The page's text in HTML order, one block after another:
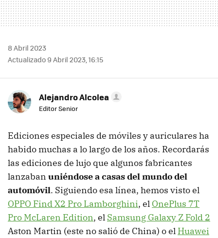
8 Abril 2023
Actualizado 9 Abril 2023, 16:15
Alejandro Alcolea
Editor Senior
Ediciones especiales de móviles y auriculares ha
habido muchas a lo largo de los años. Recordarás
las ediciones de lujo que algunos fabricantes
lanzaban uniéndose a casas del mundo del
automóvil. Siguiendo esa línea, hemos visto el
OPPO Find X2 Pro Lamborghini, el OnePlus 7T
Pro McLaren Edition, el Samsung Galaxy Z Fold 2
Aston Martin (este no salió de China) o el Huawei